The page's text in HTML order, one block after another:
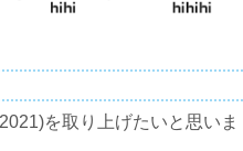
を取り上げたいと思いま